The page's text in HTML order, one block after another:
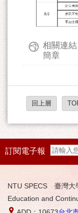
相關連
簡章
回上層
訂閱電子報
NTU SPECS 臺灣大
Education and